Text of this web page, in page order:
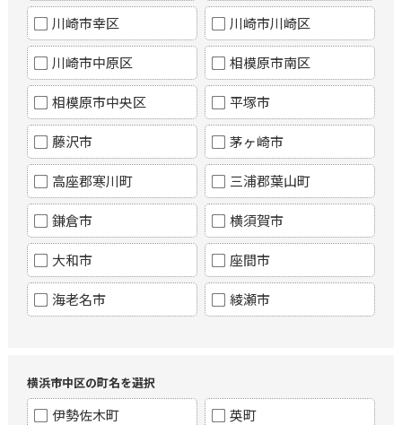
川崎市幸区 川崎市川崎区
川崎市中原区 相模原市南区
相模原市中央区 平塚市
藤沢市 茅ヶ崎市
高座郡寒川町 三浦郡葉山町
鎌倉市 横須賀市
大和市 座間市
海老名市 綾瀬市
横浜市中区の町名を選択
伊勢佐木町 英町